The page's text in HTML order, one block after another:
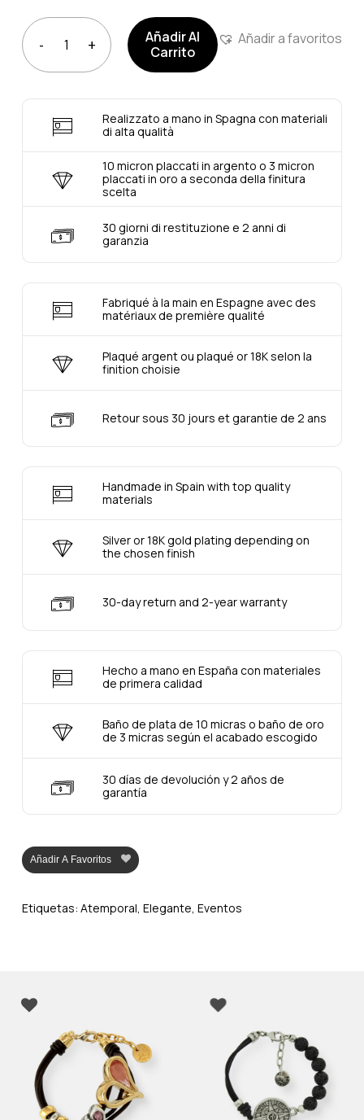
Añadir Al
Carrito
Añadir a favoritos
Realizzato a mano in Spagna con materiali
di alta qualità
10 micron placcati in argento o 3 micron
placcati in oro a seconda della finitura
scelta
30 giorni di restituzione e 2 anni di
garanzia
Fabriqué à la main en Espagne avec des
matériaux de première qualité
Plaqué argent ou plaqué or 18K selon la
finition choisie
Retour sous 30 jours et garantie de 2 ans
Handmade in Spain with top quality
materials
Silver or 18K gold plating depending on
the chosen finish
30-day return and 2-year warranty
Hecho a mano en España con materiales
de primera calidad
Baño de plata de 10 micras o baño de oro
de 3 micras según el acabado escogido
30 días de devolución y 2 años de
garantía
Añadir A Favoritos
Etiquetas: Atemporal Elegante Eventos